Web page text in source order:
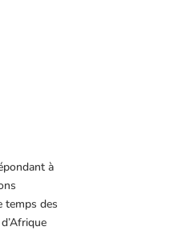
à
temps des